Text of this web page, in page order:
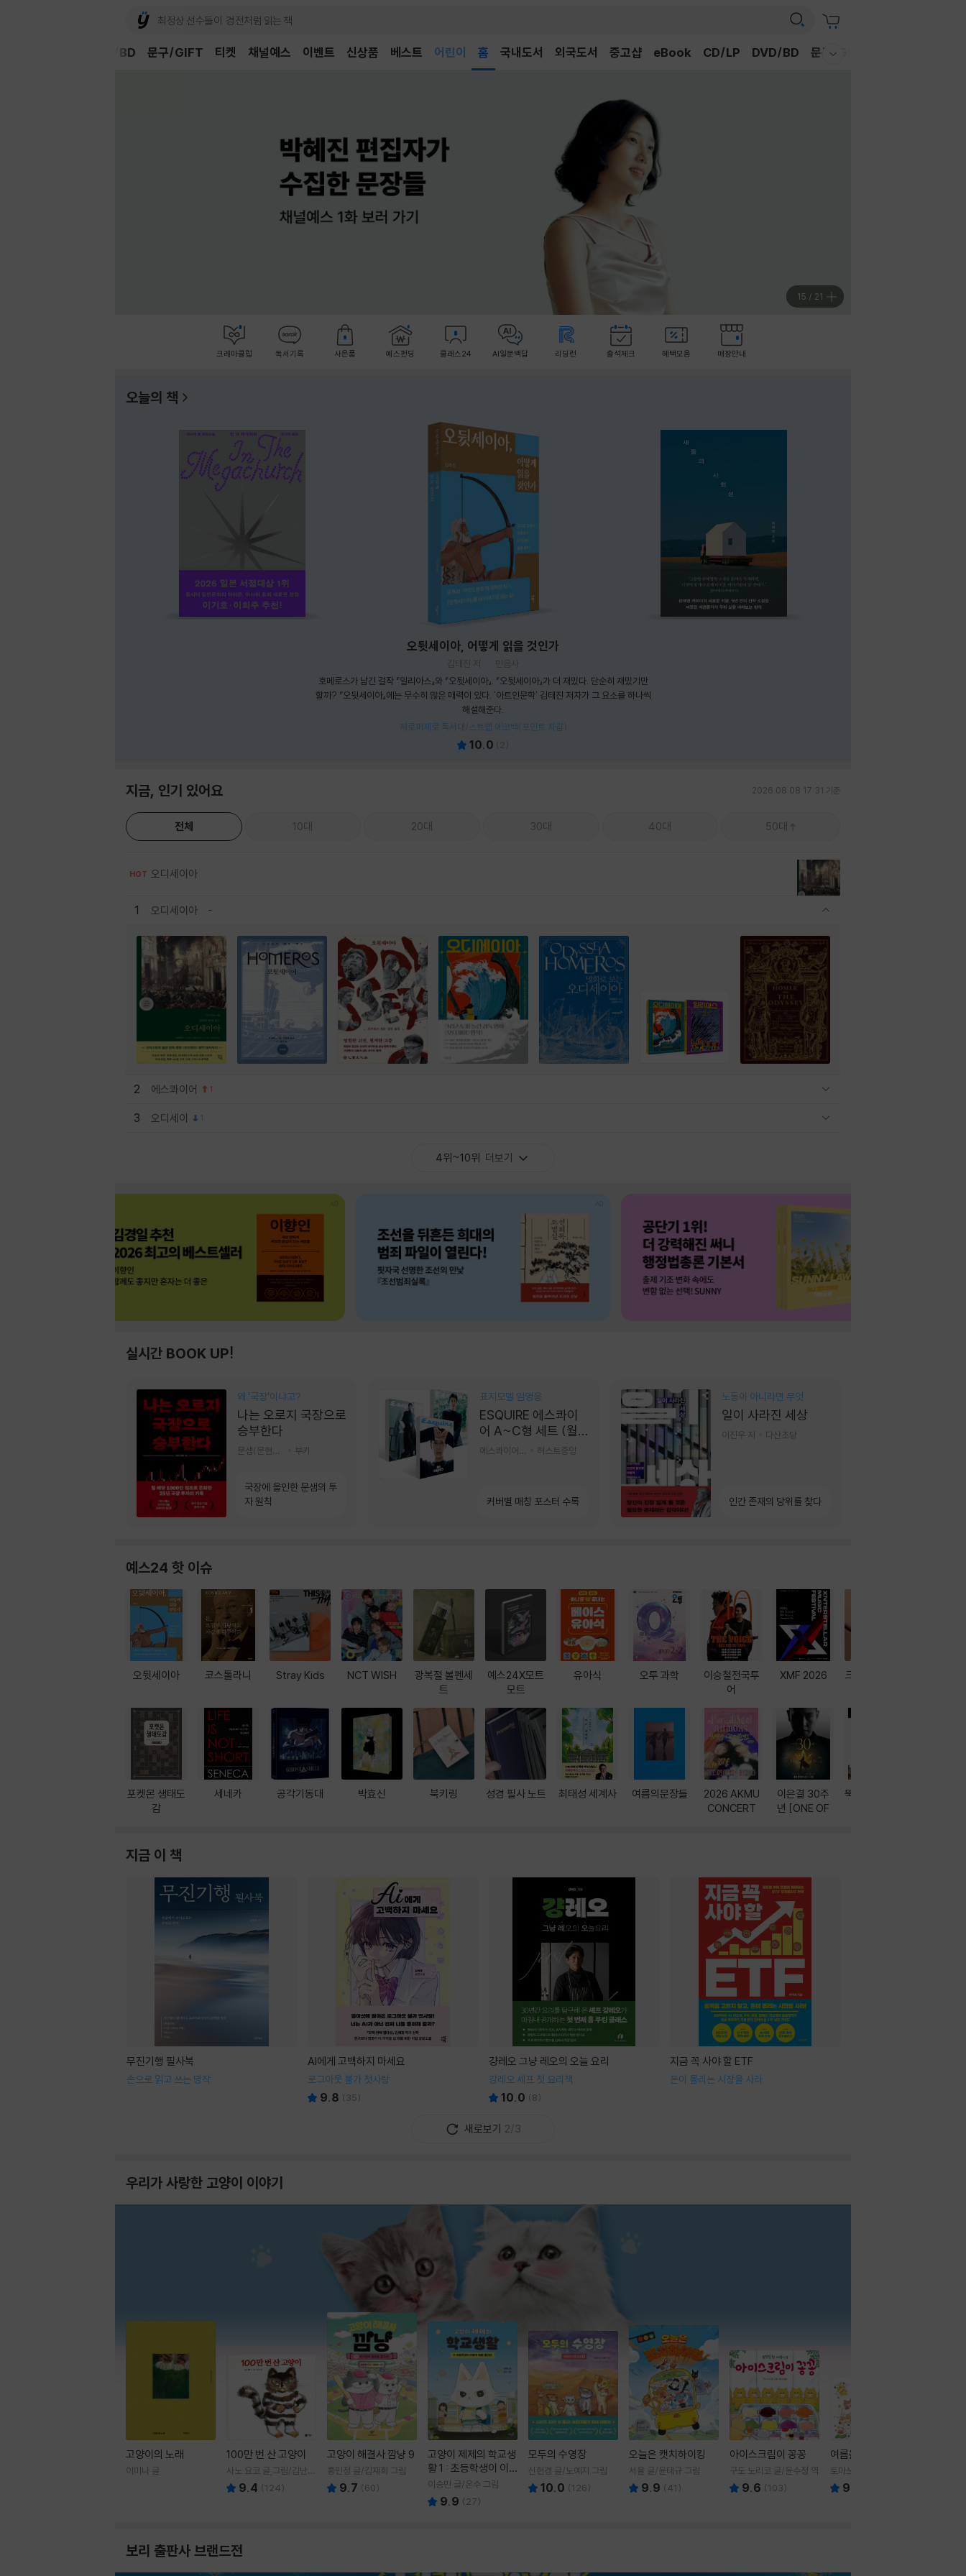
채널예스 이벤트 신상품 베스트
독후감
홈 국내도서 외국도서 중고샵 eBook CD/LP DVD/BD 문구/GIFT
DVD/BD 문구/GIFT 티켓
15 / 21
크레마클럽 독서기록 사은품 예스펀딩 클래스24 AI일문백답 리딩런 출석체크 혜택모음 매장안내
오늘의 책
오뒷세이아, 어떻게 읽을 것인가
김태진 저
민음사
호메로스가 남긴 걸작 『일리아스』와 『오뒷세이아』. 『오뒷세이아』가 더 재밌다. 단순히 재밌기만
할까? 『오뒷세이아』에는 무수히 많은 매력이 있다. '아트인문학' 김태진 저자가 그 요소를 하나씩
해설해준다.
제로퍼제로 독서대/스트랩 에코백(포인트 차감)
10.0 ( 2)
지금, 인기 있어요 2026.08.08 17:31 기준
전체 10대 20대 30대 40대 50대
HOT 오디세이아
1 오디세이아
2 에스콰이어 1
3 오디세이 1
4위~10위 더보기
실시간 BOOK UP!
왜 ‘국장‘이냐고?
나는 오로지 국장으로
승부한다
부키
국장에 올인한 문샘의 투
자 원칙
표지모델 임영웅
ESQUIRE 에스콰이
어 A~C형 세트 (월
간) : 9월 [2026]
허스트중앙
커버별 매칭 포스터 수록
노동이 아니라면 무엇
일이 사라진 세상
이진우 저 다산초당
인간 존재의 당위를 찾다
예스24 핫 이슈
오뒷세이아
포켓몬 생태도
감
코스톨라니
세네카
Stray Kids
공각기동대
NCT WISH
박효신
광복절 볼펜세
트
북키링
예스24X모트
모트
성경 필사 노트
유아식
최태성 세계사
오투 과학
여름의문장들
이승철전국투
어
2026 AKMU
CONCERT
XMF 2026
이은결 30주
년 [ONE OF
크레마 이북 리
뚝딱! AI 3대장
지금 이 책
무진기행 필사북
손으로 읽고 쓰는 명작
AI에게 고백하지 마세요
로그아웃 불가 첫사랑
9.8 ( 35)
걍레오 그냥 레오의 오늘 요리
강레오 셰프 첫 요리책
10.0 (8)
지금 꼭 사야 할 ETF
돈이 몰리는 시장을 사라
새로보기 2/3
우리가 사랑한 고양이 이야기
고양이의 노래
이미나 글
100만 번 산 고양이
사노 요코 글,그림/김난주
역 9.4 (124)
고양이 해결사 깜냥 9
홍민정 글/김재희 그림
9.7 (60)
고양이 제제의 학교생
활 1 : 초등학생이 이
렇게 힘들 줄이야
이승민 글/온수 그림
9.9 ( 27)
모두의 수영장
신현경 글/노예지 그림
10.0 (126)
오늘은 캣치하이킹
서율 글/윤태규 그림
9.9 (41 )
아이스크림이 꽁꽁
구도 노리코 글/윤수정 역
9.6 (103)
여름을 부탁해
토마쓰리 글그림
9.8
보리 출판사 브랜드전